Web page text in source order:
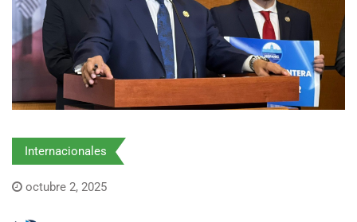
Internacionales
octubre 2, 2025